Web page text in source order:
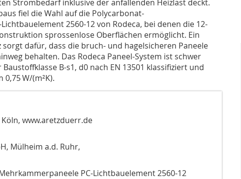
Strombedarf inklusive der anfallenden Heizlast deckt.
fiel die Wahl auf die Polycarbonat-
2560-12 von Rodeca, bei denen die 12-
sprossenlose Oberflächen ermöglicht. Ein
dafür, dass die bruch- und hagelsicheren Paneele
behalten. Das Rodeca Paneel-System ist schwer
B-s1, d0 nach EN 13501 klassifiziert und
W/(m²K).
www.aretzduerr.de
Mülheim a.d. Ruhr,
PC-Lichtbauelement 2560-12